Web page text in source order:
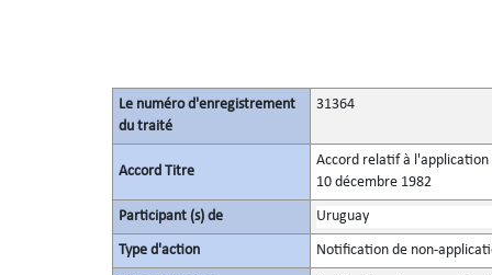
Le numéro d'enregistrement
du traité
31364
Accord Titre
Accord relatif à l'application
10 décembre 1982
Participant (s) de Uruguay
Type d'action Notification de non-